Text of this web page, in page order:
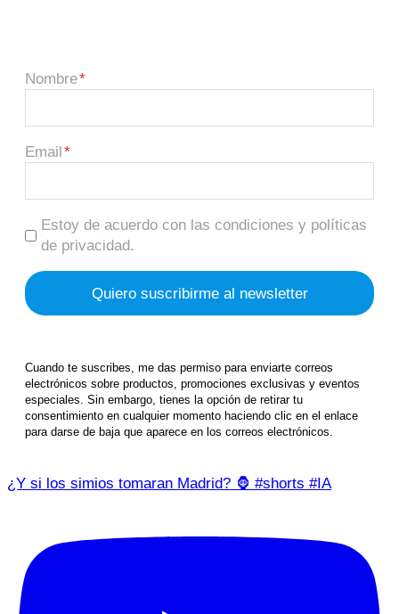
Nombre
Email
Estoy de acuerdo con las condiciones y políticas
de privacidad.
Cuando te suscribes, me das permiso para enviarte correos
electrónicos sobre productos, promociones exclusivas y eventos
especiales. Sin embargo, tienes la opción de retirar tu
consentimiento en cualquier momento haciendo clic en el enlace
para darse de baja que aparece en los correos electrónicos.
¿Y si los simios tomaran Madrid? 🦍 #shorts #IA